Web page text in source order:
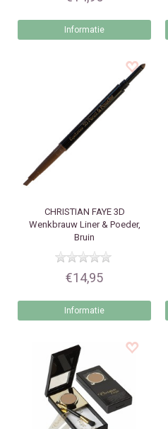
Informatie
CHRISTIAN FAYE3D
Wenkbrauw Liner & Poeder,
Bruin
€14,95
Informatie